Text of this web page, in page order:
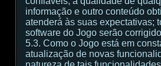
informação e outro conteúdo
atenderá às suas expectativas;
software do Jogo serão
5.3. Como o Jogo está em
atualização de novas